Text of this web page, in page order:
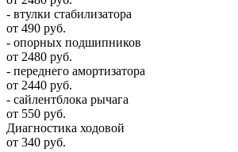
- втулки стабилизатора
от 490 руб.
- опорных подшипников
от 2480 руб.
- переднего амортизатора
от 2440 руб.
- сайлентблока рычага
от 550 руб.
Диагностика ходовой
от 340 руб.